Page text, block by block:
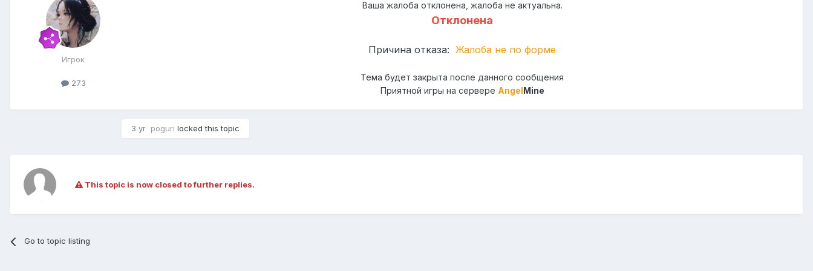
Игрок
273
Ваша жалоба отклонена, жалоба не актуальна.
Отклонена
Причина отказа: Жалоба не по форме
Тема будет закрыта после данного сообщения
Приятной игры на сервере AngelMine
3 yr poguri locked this topic
This topic is now closed to further replies.
Go to topic listing